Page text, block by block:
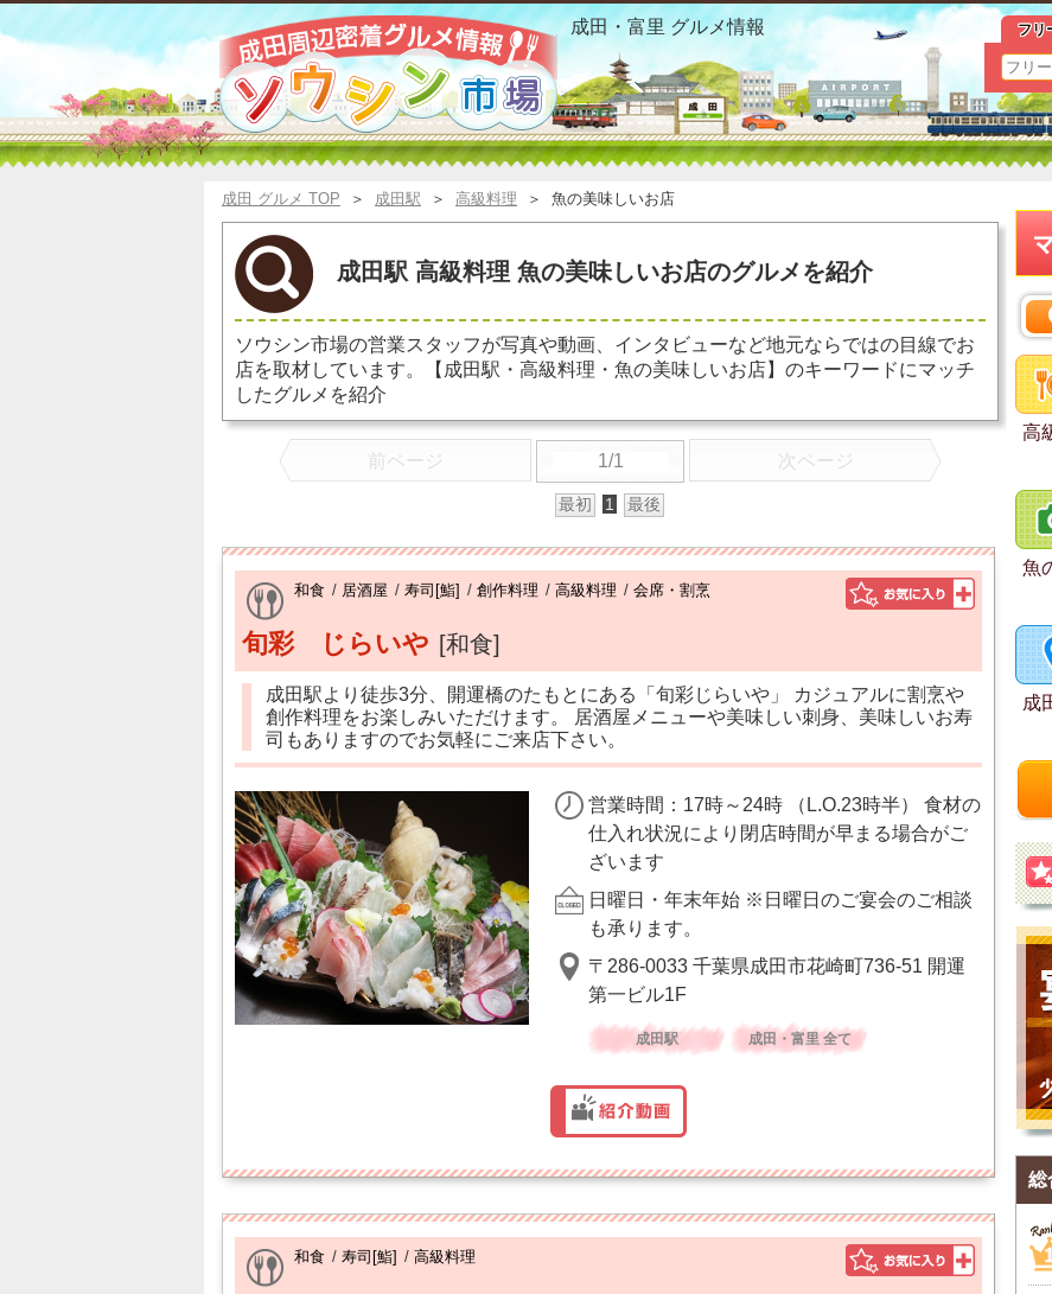
成田駅 高級料理 魚の美味しいお店 お勧めグルメ おすす
成田・富里 グルメ情報 フリ
成田 グルメ TOP ＞ 成田駅 ＞ 高級料理 ＞ 魚の美味しいお店
成田駅 高級料理 魚の美味しいお店のグルメを紹介
ソウシン市場の営業スタッフが写真や動画、インタビューなど地元ならではの目線でお
店を取材しています。【成田駅・高級料理・魚の美味しいお店】のキーワードにマッチ
したグルメを紹介
前ページ 1/1 次ページ
最初 1 最後
和食 / 居酒屋 / 寿司[鮨] / 創作料理 / 高級料理 / 会席・割烹
旬彩 じらいや [和食]
成田駅より徒歩3分、開運橋のたもとにある「旬彩じらいや」 カジュアルに割烹や
創作料理をお楽しみいただけます。 居酒屋メニューや美味しい刺身、美味しいお寿
司もありますのでお気軽にご来店下さい。
営業時間：17時～24時 （L.O.23時半） 食材の
仕入れ状況により閉店時間が早まる場合がご
ざいます
日曜日・年末年始 ※日曜日のご宴会のご相談
も承ります。
〒286-0033 千葉県成田市花崎町736-51 開運
第一ビル1F
成田駅 成田・富里 全て
和食 / 寿司[鮨] / 高級料理
高
魚
成
総